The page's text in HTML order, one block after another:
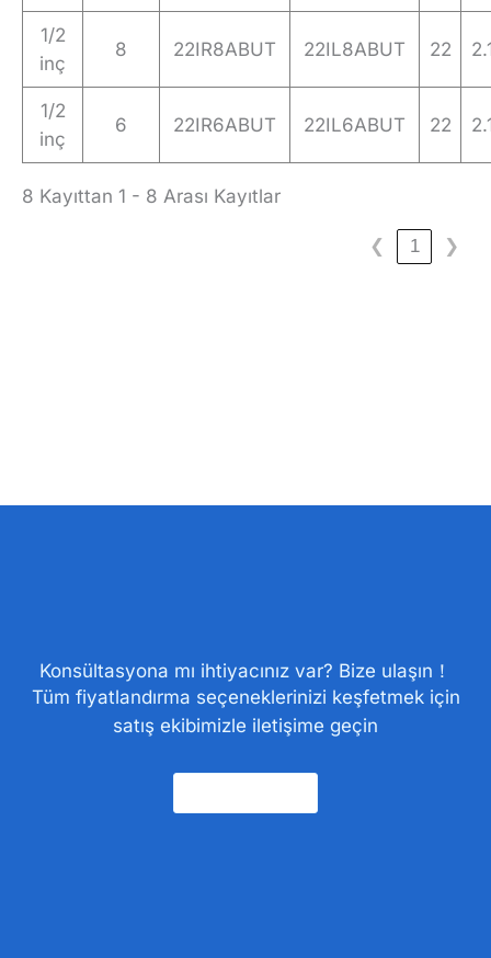
1/2
inç
8 22IR8ABUT 22IL8ABUT 22
1/2
inç
6 22IR6ABUT 22IL6ABUT 22
8 Kayıttan 1 - 8 Arası Kayıtlar
❮ 1 ❯
Konsültasyona mı ihtiyacınız var? Bize ulaşın！
Tüm fiyatlandırma seçeneklerinizi keşfetmek için
satış ekibimizle iletişime geçin